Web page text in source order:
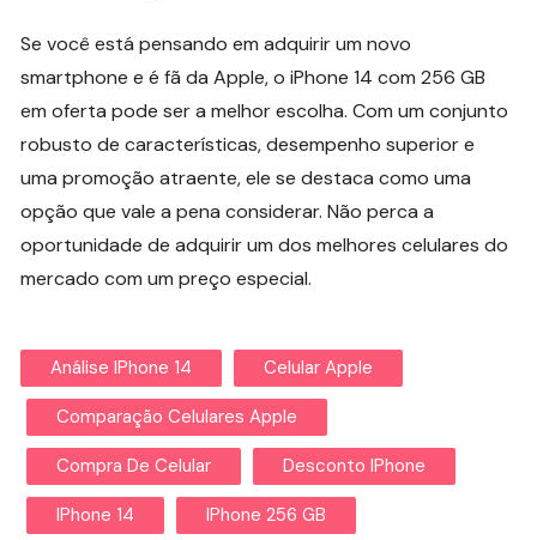
Se você está pensando em adquirir um novo
smartphone e é fã da Apple, o iPhone 14 com 256 GB
em oferta pode ser a melhor escolha. Com um conjunto
robusto de características, desempenho superior e
uma promoção atraente, ele se destaca como uma
opção que vale a pena considerar. Não perca a
oportunidade de adquirir um dos melhores celulares do
mercado com um preço especial.
Análise IPhone 14 Celular Apple
Comparação Celulares Apple
Compra De Celular Desconto IPhone
IPhone 14 IPhone 256 GB